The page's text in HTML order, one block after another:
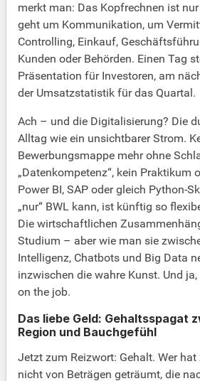
merkt man: Das Kopfrechnen ist
geht um Kommunikation, um
Controlling, Einkauf,
Kunden oder Behörden. Einen Tag
Präsentation für Investoren, am
der Umsatzstatistik für das Quartal.
Ach – und die Digitalisierung? Die
Alltag wie ein unsichtbarer Strom.
Bewerbungsmappe mehr ohne
„Datenkompetenz“, kein Praktikum
Power BI, SAP oder gleich Python-
„nur“ BWL kann, ist künftig so
Die wirtschaftlichen
Studium – aber wie man sie
Intelligenz, Chatbots und Big Data
inzwischen die wahre Kunst. Und
on the job.
Das liebe Geld: Gehaltsspagat
Region und Bauchgefühl
Jetzt zum Reizwort: Gehalt. Wer
nicht von Beträgen geträumt, die